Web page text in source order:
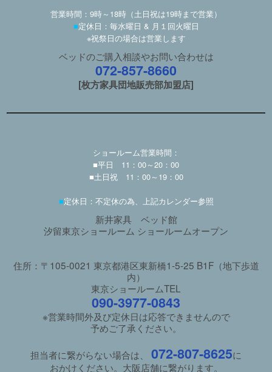
営業時間：9時～18時（土日祝は19時まで営業）
■定休日：毎水曜日 & 月１回火曜日
※祝祭日の場合は営業します
ベッドのご購入相談やお問い合わせは
072-857-8660
[枚方家具団地販売部加盟店]
ショールーム営業時間：
■平日 11：00～20：00
■土日祝 11：00～19：00
■定休日：不定休の為、上記カレンダー参照
新井家具 ベッド館
汐留東京ショールーム ショールームオープン
住所：〒105-0021 東京都港区東新橋1-5-25 B1F（地下歩道
内）
東京ショールームTEL
090-3977-0843
※営業時間外及び定休日は応答できませんので
予めご了承ください。
担当者に繋がらない場合は、 072-807-8625に
おかけください。大阪店舗に繋がります。